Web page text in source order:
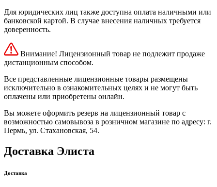
Для юридических лиц также доступна оплата наличными или
банковской картой. В случае внесения наличных требуется
доверенность.
Внимание! Лицензионный товар не подлежит продаже
дистанционным способом.
Все представленные лицензионные товары размещены
исключительно в ознакомительных целях и не могут быть
оплачены или приобретены онлайн.
Вы можете оформить резерв на лицензионный товар с
возможностью самовывоза в розничном магазине по адресу: г.
Пермь, ул. Стахановская, 54.
Доставка Элиста
Доставка